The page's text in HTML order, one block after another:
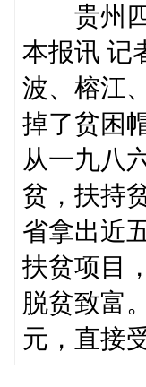
贵州四
本报讯 记
波、榕江
掉了贫困
从一九八
贫，扶持
省拿出近
扶贫项目
脱贫致富
元，直接